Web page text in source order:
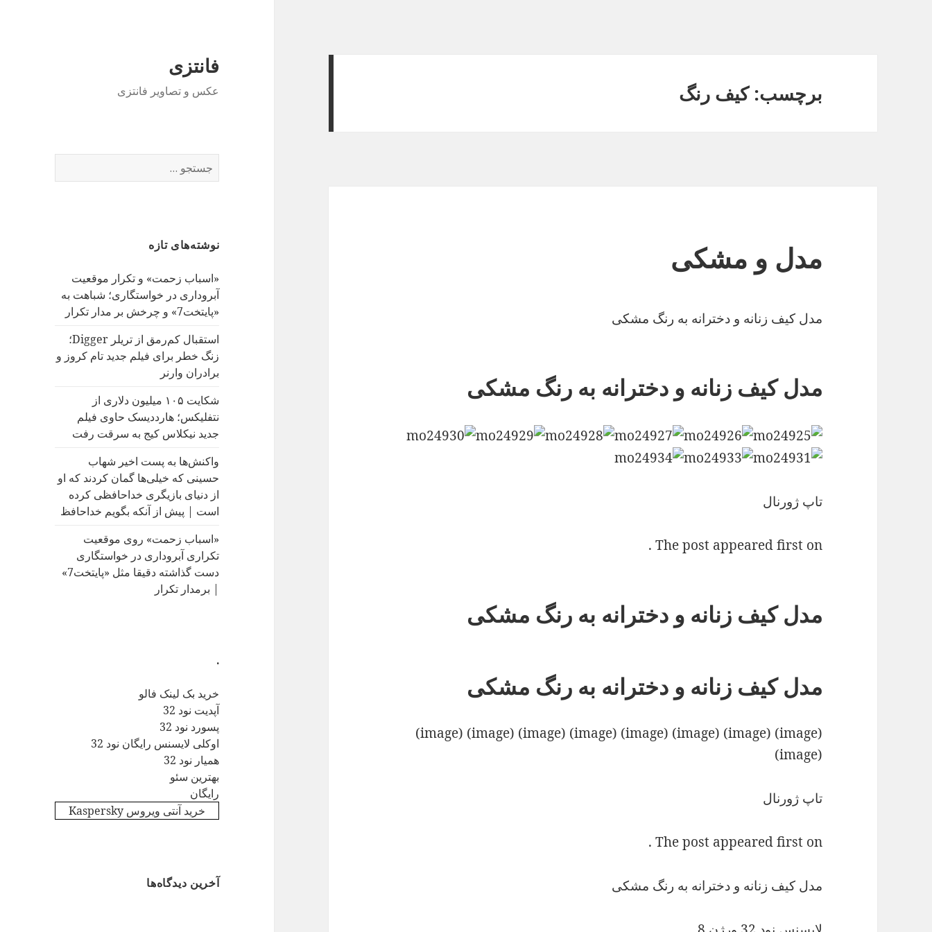
فانتزی
عکس و تصاویر فانتزی
س
ب
ا
ی
:
نوشته‌های تازه
«اسباب زحمت» و تکرار موقعیت
آبروداری در خواستگاری؛ شباهت به
«پایتخت7» و چرخش بر مدار تکرار
استقبال کم‌رمق از تریلر Digger؛
زنگ خطر برای فیلم جدید تام کروز و
برادران وارنر
شکایت ۱۰۵ میلیون دلاری از
نتفلیکس؛ هارددیسک حاوی فیلم
جدید نیکلاس کیج به سرقت رفت
واکنش‌ها به پست اخیر شهاب
حسینی که خیلی‌ها گمان کردند که او
از دنیای بازیگری خداحافظی کرده
است | پیش از آنکه بگویم خداحافظ
«اسباب زحمت» روی موقعیت
تکراری آبروداری در خواستگاری
دست گذاشته دقیقا مثل «پایتخت7»
| برمدار تکرار
.
خرید بک لینک فالو
آپدیت نود 32
پسورد نود 32
اوکلی لایسنس رایگان نود 32
همیار نود 32
بهترین سئو
رایگان
خرید آنتی ویروس Kaspersky
آخرین دیدگاه‌ها
برچسب: کیف رنگ
مدل و مشکی
مدل کیف زنانه و دخترانه به رنگ مشکی
مدل کیف زنانه و دخترانه به رنگ مشکی
تاپ ژورنال
The post appeared first on .
مدل کیف زنانه و دخترانه به رنگ مشکی
مدل کیف زنانه و دخترانه به رنگ مشکی
(image) (image) (image) (image) (image) (image) (image) (image)
(image)
تاپ ژورنال
The post appeared first on .
مدل کیف زنانه و دخترانه به رنگ مشکی